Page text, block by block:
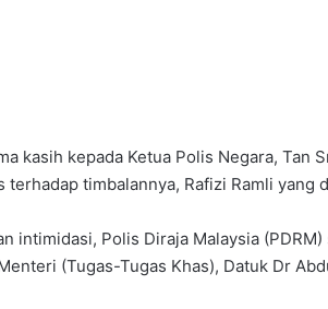
kasih kepada Ketua Polis Negara, Tan
timbalannya, Rafizi Ramli yang
intimidasi, Polis Diraja Malaysia
(Tugas-Tugas Khas), Datuk Dr